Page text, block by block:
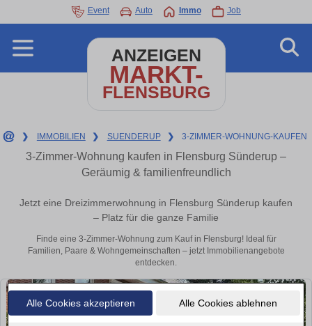
Alle Cookies akzeptieren Alle Cookies ablehnen
Event Auto Immo Job
ANZEIGEN
MARKT-
FLENSBURG
❯ IMMOBILIEN ❯ SUENDERUP ❯ 3-ZIMMER-WOHNUNG-KAUFEN
3-Zimmer-Wohnung kaufen in Flensburg Sünderup –
Geräumig & familienfreundlich
Jetzt eine Dreizimmerwohnung in Flensburg Sünderup kaufen
– Platz für die ganze Familie
Finde eine 3-Zimmer-Wohnung zum Kauf in Flensburg! Ideal für
Familien, Paare & Wohngemeinschaften – jetzt Immobilienangebote
entdecken.